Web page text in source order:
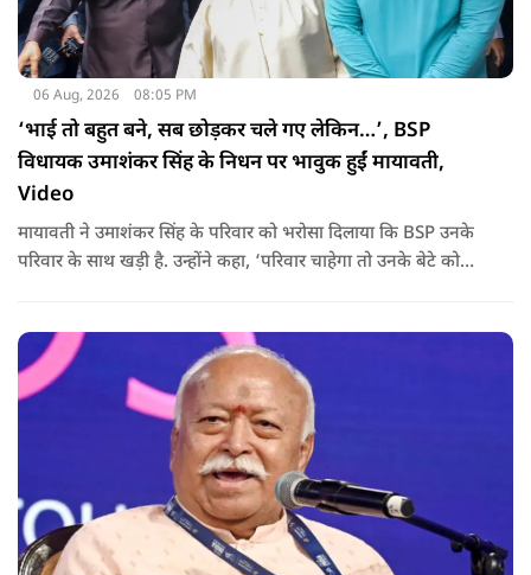
06 Aug, 2026 08:05 PM
‘भाई तो बहुत बने, सब छोड़कर चले गए लेकिन…’, BSP
विधायक उमाशंकर सिंह के निधन पर भावुक हुईं मायावती,
Video
मायावती ने उमाशंकर सिंह के परिवार को भरोसा दिलाया कि BSP उनके
परिवार के साथ खड़ी है. उन्होंने कहा, ‘परिवार चाहेगा तो उनके बेटे को